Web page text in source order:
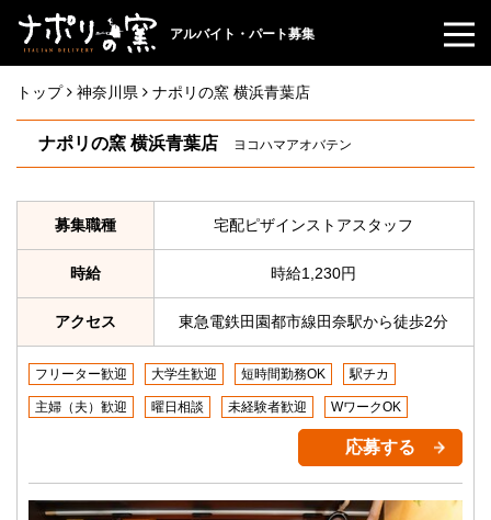
アルバイト・パート募集
トップ 神奈川県 ナポリの窯 横浜青葉店
ナポリの窯 横浜青葉店 ヨコハマアオバテン
募集職種 宅配ピザインストアスタッフ
時給 時給1,230円
アクセス 東急電鉄田園都市線田奈駅から徒歩2分
フリーター歓迎 大学生歓迎 短時間勤務OK 駅チカ
主婦（夫）歓迎 曜日相談 未経験者歓迎 WワークOK
応募する